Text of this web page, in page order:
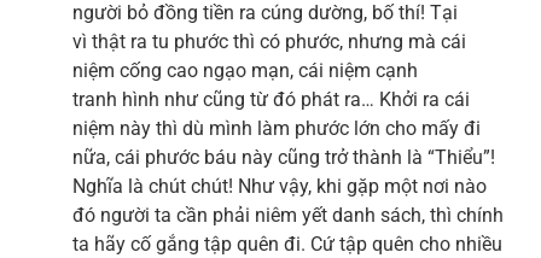
người bỏ đồng tiền ra cúng dường, bố thí! Tại
vì thật ra tu phước thì có phước, nhưng mà cái
niệm cống cao ngạo mạn, cái niệm cạnh
tranh hình như cũng từ đó phát ra… Khởi ra cái
niệm này thì dù mình làm phước lớn cho mấy đi
nữa, cái phước báu này cũng trở thành là “Thiểu”!
Nghĩa là chút chút! Như vậy, khi gặp một nơi nào
đó người ta cần phải niêm yết danh sách, thì chính
ta hãy cố gắng tập quên đi. Cứ tập quên cho nhiều